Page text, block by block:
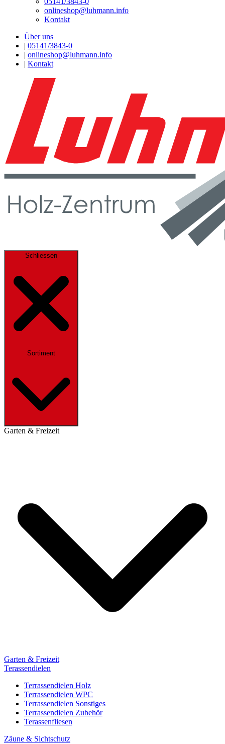
onlineshop@luhmann.info
Kontakt
Über uns
| 05141/3843-0
| onlineshop@luhmann.info
| Kontakt
Schliessen
Sortiment
Garten & Freizeit
Garten & Freizeit
Terassendielen
Terrassendielen Holz
Terrassendielen WPC
Terrassendielen Sonstiges
Terrassendielen Zubehör
Terassenfliesen
Zäune & Sichtschutz